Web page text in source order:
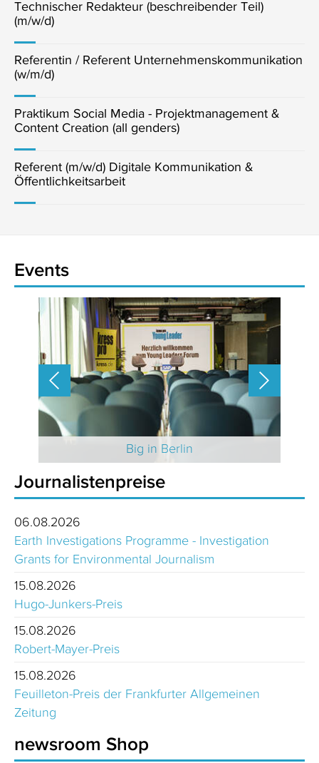
Technischer Redakteur (beschreibender Teil)
(m/w/d)
Referentin / Referent Unternehmenskommunikation
(w/m/d)
Praktikum Social Media - Projektmanagement &
Content Creation (all genders)
Referent (m/w/d) Digitale Kommunikation &
Öffentlichkeitsarbeit
Events
Big in Berlin
Journalistenpreise
06.08.2026
Earth Investigations Programme - Investigation
Grants for Environmental Journalism
15.08.2026
Hugo-Junkers-Preis
15.08.2026
Robert-Mayer-Preis
15.08.2026
Feuilleton-Preis der Frankfurter Allgemeinen
Zeitung
newsroom Shop